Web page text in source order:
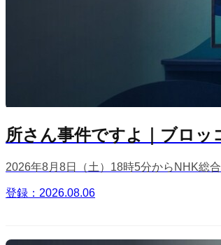
所さん事件ですよ｜ブロッ
2026年8月8日（土）18時5分からNHK総
登録：2026.08.06